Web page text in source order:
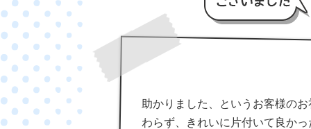
助かりました、というお客様の
わらず、きれいに片付いて良か